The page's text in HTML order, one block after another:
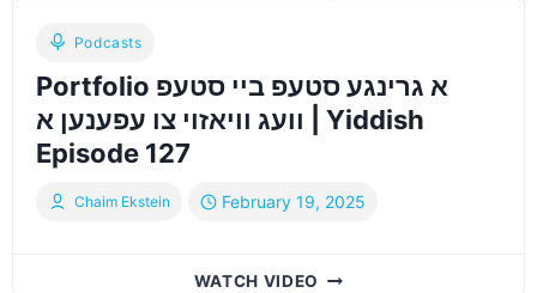
Podcasts
Portfolio א גרינגע סטעפ ביי סטעפ
וועג וויאזוי צו עפענען א | Yiddish
Episode 127
Chaim Ekstein February 19, 2025
WATCH VIDEO PORTFOLIO